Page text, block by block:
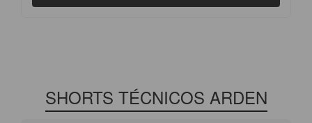
SHORTS TÉCNICOS ARDEN